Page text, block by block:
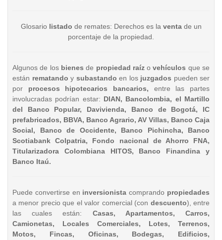
Glosario listado de remates: Derechos es la ventade un
porcentaje de la propiedad.
Algunos de los bienesde propiedad raízo vehículos que se
están rematando y subastando en los juzgados pueden ser
por procesos hipotecarios bancarios, entre las partes
involucradas podrían estar: DIAN, Bancolombia, el Martillo
del Banco Popular, Davivienda, Banco de Bogotá, IC
prefabricados, BBVA, Banco Agrario, AV Villas, Banco Caja
Social, Banco de Occidente, Banco Pichincha, Banco
Scotiabank Colpatria, Fondo nacional de Ahorro FNA,
Titularizadora Colombiana HITOS, Banco Finandina y
Banco Itaú.
Puede convertirse en inversionista comprando propiedades
a menor precio que el valor comercial (con descuento), entre
las cuales están: Casas, Apartamentos, Carros,
Camionetas, Locales Comerciales, Lotes, Terrenos,
Motos, Fincas, Oficinas, Bodegas, Edificios,